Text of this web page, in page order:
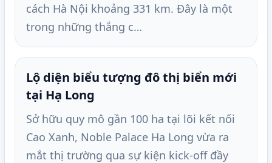
cách Hà Nội khoảng 331 km. Đây là một
trong những thắng c…
Lộ diện biểu tượng đô thị biển mới
tại Hạ Long
Sở hữu quy mô gần 100 ha tại lõi kết nối
Cao Xanh, Noble Palace Ha Long vừa ra
mắt thị trường qua sự kiện kick-off đầy